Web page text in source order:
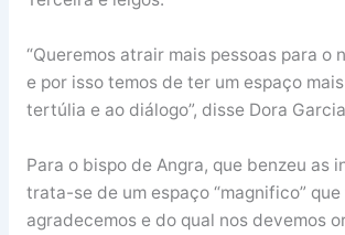
“Queremos atrair mais pessoas para o
e por isso temos de ter um espaço
tertúlia e ao diálogo”, disse Dora
Para o bispo de Angra, que benzeu as
trata-se de um espaço “magnifico”
agradecemos e do qual nos devemos